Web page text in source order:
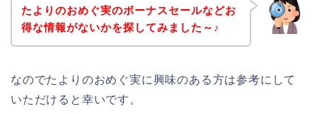
たよりのおめぐ実のボーナスセールなどお
得な情報がないかを探してみました～♪
なのでたよりのおめぐ実に興味のある方は参考にして
いただけると幸いです。